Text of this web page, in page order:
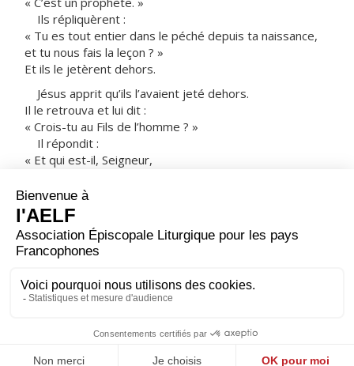
Ils répliquèrent :
« Tu es tout entier dans le péché depuis ta naissance,
et tu nous fais la leçon ? »
Et ils le jetèrent dehors.
Jésus apprit qu’ils l’avaient jeté dehors.
Il le retrouva et lui dit :
« Crois-tu au Fils de l’homme ? »
Il répondit :
« Et qui est-il, Seigneur,
Jésus lui dit :
« Tu le vois,
et c’est lui qui te parle. »
Il dit :
« Je crois, Seigneur ! »
Et il se prosterna devant lui.
– Acclamons la Parole de Dieu.